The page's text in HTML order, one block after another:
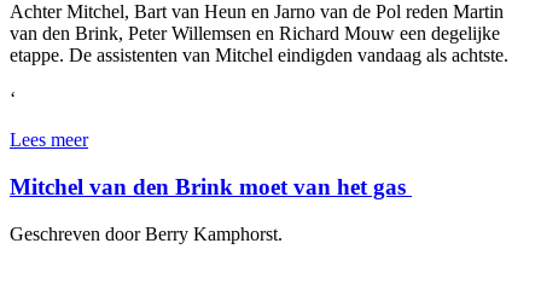
Achter Mitchel, Bart van Heun en Jarno van de Pol reden Martin
van den Brink, Peter Willemsen en Richard Mouw een degelijke
etappe. De assistenten van Mitchel eindigden vandaag als achtste.
‘
Lees meer
Mitchel van den Brink moet van het gas
Geschreven door Berry Kamphorst.